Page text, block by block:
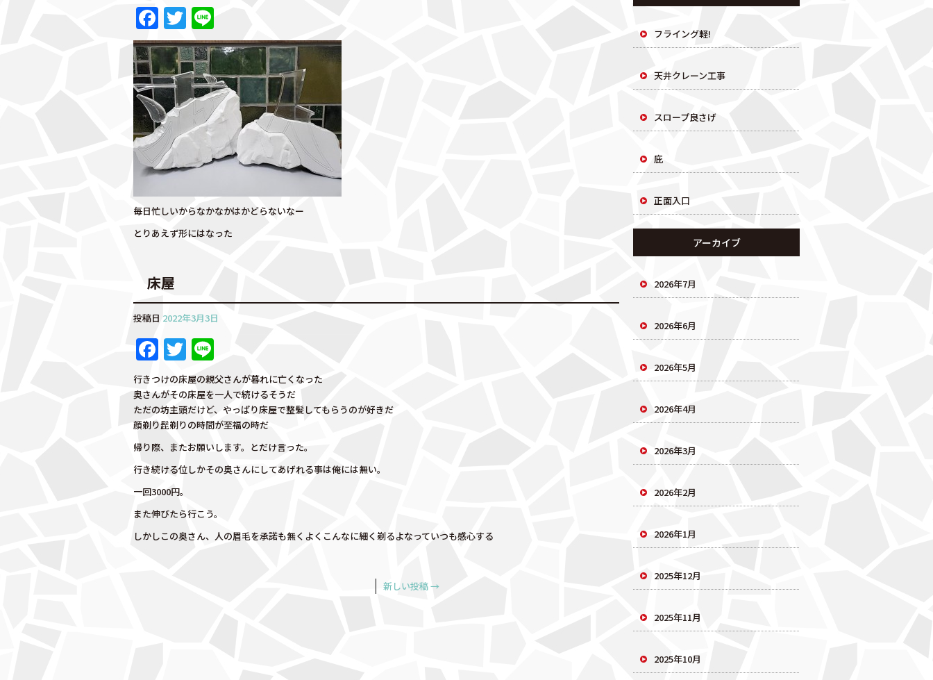
F
a
c
e
b
o
o
k
T
w
it
te
r
n
e
毎日忙しいからなかなかはかどらないなー
とりあえず形にはなった
床屋
投稿日 2022年3月3日
F
a
c
e
b
o
o
k
T
w
it
te
r
n
e
行きつけの床屋の親父さんが暮れに亡くなった
奥さんがその床屋を一人で続けるそうだ
ただの坊主頭だけど、やっぱり床屋で整髪してもらうのが好きだ
顔剃り髭剃りの時間が至福の時だ
帰り際、またお願いします。とだけ言った。
行き続ける位しかその奥さんにしてあげれる事は俺には無い。
一回3000円。
また伸びたら行こう。
しかしこの奥さん、人の眉毛を承諾も無くよくこんなに細く剃るよなっていつも感心する
新しい投稿→
フライング軽!
天井クレーン工事
スロープ良さげ
庇
正面入口
アーカイブ
2026年7月
2026年6月
2026年5月
2026年4月
2026年3月
2026年2月
2026年1月
2025年12月
2025年11月
2025年10月